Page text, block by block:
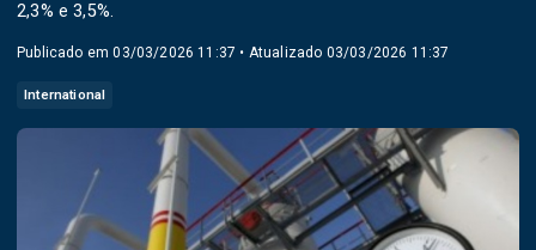
2,3% e 3,5%.
Publicado em 03/03/2026 11:37 • Atualizado 03/03/2026 11:37
International